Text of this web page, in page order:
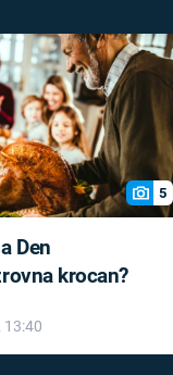
5
Den
krocan?